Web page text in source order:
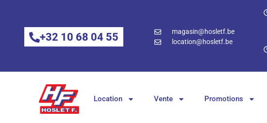
+32 10 68 04 55
magasin@hosletf.be
location@hosletf.be
Location Vente Promotions